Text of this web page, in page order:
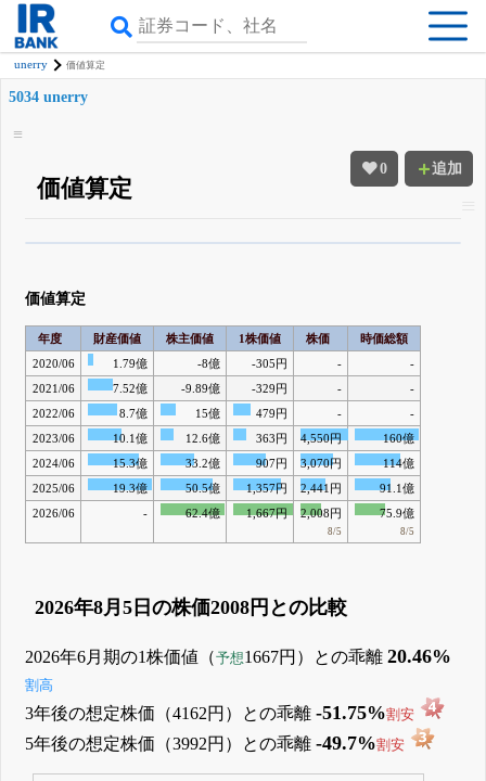
unerry 価値算定
0 追加
5034 unerry
価値算定
登録すると永久30%OFFと米株版の先行利用も付きます
価値算定
年度 財産価値 株主価値 1株価値 株価
時価総額
2020/06
1.79億 -8億 -305円 -
-
2021/06
7.52億 -9.89億 -329円 -
-
2022/06
8.7億 15億 479円 -
-
2023/06
10.1億 12.6億 363円 4,550円
160億
2024/06
15.3億 33.2億 907円 3,070円
114億
2025/06
19.3億 50.5億 1,357円 2,441円
91.1億
2026/06
- 62.4億 1,667円 2,008円
8/5
75.9億
8/5
2026年8月5日の株価2008円との比較
2026年6月期の1株価値（予想1667円）との乖離20.46%
割高
3年後の想定株価（4162円）との乖離-51.75%割安
5年後の想定株価（3992円）との乖離-49.7%割安